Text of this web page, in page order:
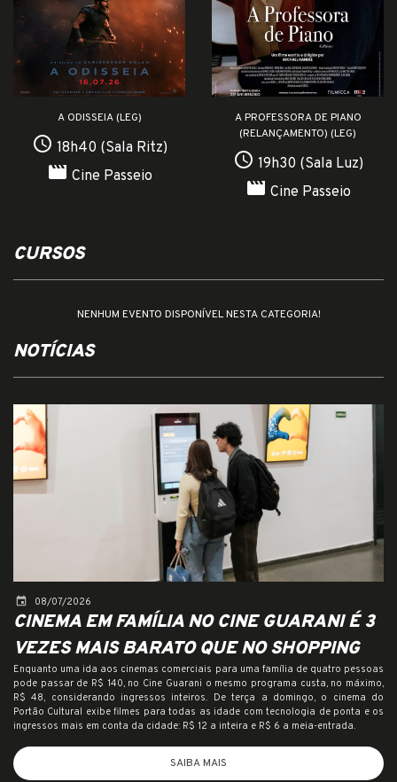
A ODISSEIA (LEG)
access_time 18h40 (Sala Ritz)
movie Cine Passeio
A PROFESSORA DE PIANO
(RELANÇAMENTO) (LEG)
access_time 19h30 (Sala Luz)
movie Cine Passeio
CURSOS
NENHUM EVENTO DISPONÍVEL NESTA CATEGORIA!
NOTÍCIAS
event 08/07/2026
CINEMA EM FAMÍLIA NO CINE GUARANI É 3
VEZES MAIS BARATO QUE NO SHOPPING
Enquanto uma ida aos cinemas comerciais para uma família de quatro pessoas
pode passar de R$ 140, no Cine Guarani o mesmo programa custa, no máximo,
R$ 48, considerando ingressos inteiros. De terça a domingo, o cinema do
Portão Cultural exibe filmes para todas as idade com tecnologia de ponta e os
ingressos mais em conta da cidade: R$ 12 a inteira e R$ 6 a meia-entrada.
SAIBA MAIS